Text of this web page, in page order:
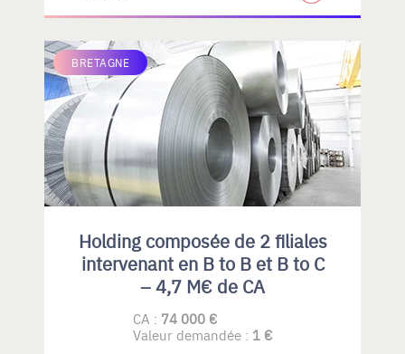
BRETAGNE
Holding composée de 2 filiales
intervenant en B to B et B to C
– 4,7 M€ de CA
CA : 74 000 €
Valeur demandée : 1 €